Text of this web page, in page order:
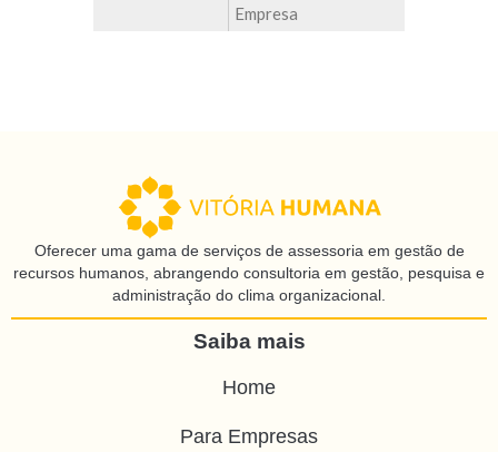
Empresa
Oferecer uma gama de serviços de assessoria em gestão de
recursos humanos, abrangendo consultoria em gestão, pesquisa e
administração do clima organizacional.
Saiba mais
Home
Para Empresas